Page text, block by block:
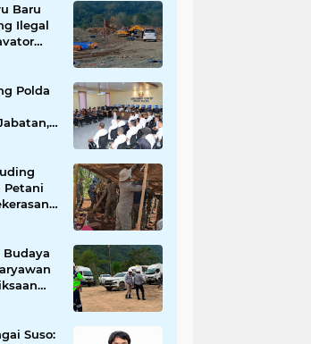
Baru
Ilegal
Polda
Petani
PSN
Budaya
Suso: